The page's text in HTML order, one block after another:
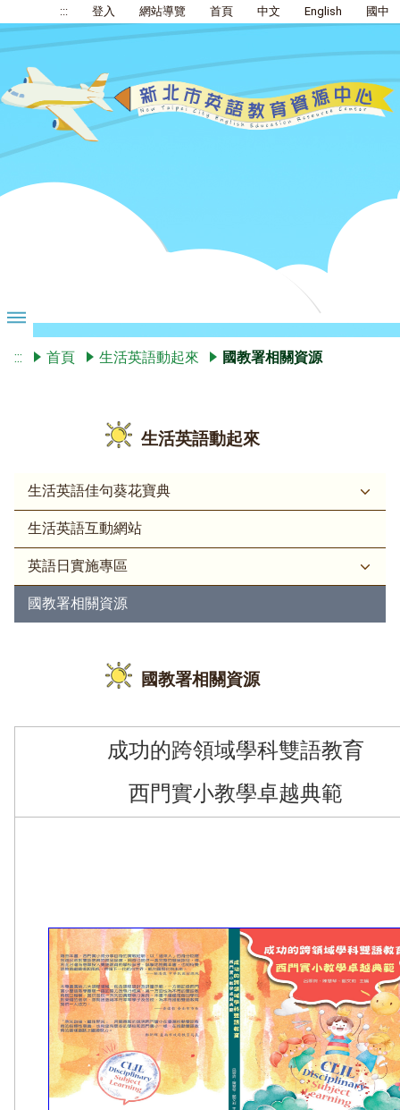
::: 登入 網站導覽 首頁 中文 English 國中
::: 首頁 生活英語動起來 國教署相關資源
生活英語動起來
生活英語佳句葵花寶典
生活英語互動網站
英語日實施專區
國教署相關資源
國教署相關資源
成功的跨領域學科雙語教育
西門實小教學卓越典範